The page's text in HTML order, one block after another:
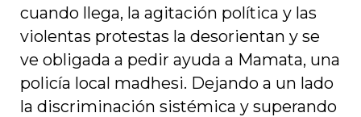
cuando llega, la agitación política y las
violentas protestas la desorientan y se
ve obligada a pedir ayuda a Mamata, una
policía local madhesi. Dejando a un lado
la discriminación sistémica y superando